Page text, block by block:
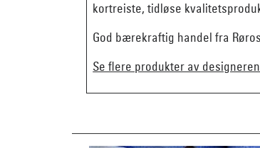
kortreiste, tidløse
God bærekraftig handel fra
Se flere produkter av